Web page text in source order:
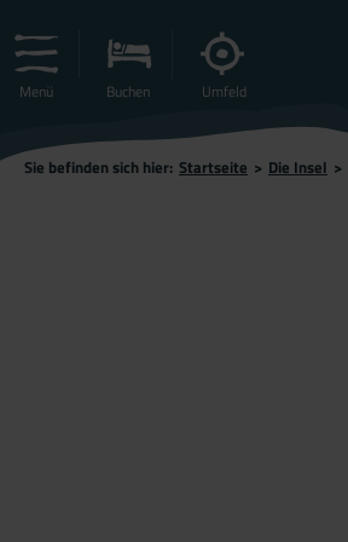
Menü Buchen Umfeld
Sie befinden sich hier: Startseite > Die Insel >